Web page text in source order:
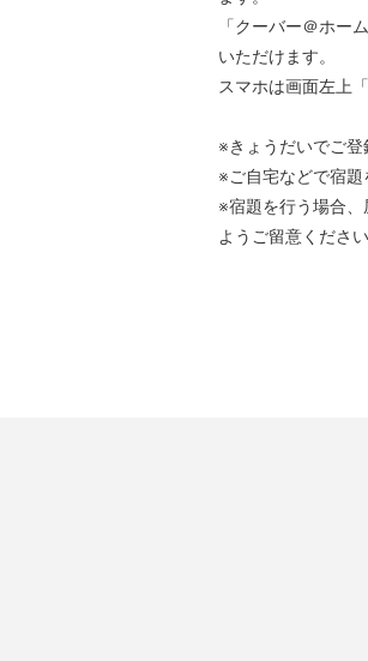
「クーバー＠ホー
いただけます。
スマホは画面左上
※きょうだいでご登
※ご自宅などで宿題
※宿題を行う場合
ようご留意ください